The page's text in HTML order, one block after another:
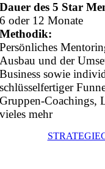
Dauer des 5 Star
6 oder 12 Monate
Methodik:
Persönliches
Ausbau und der
Business sowie
schlüsselfertiger
Gruppen-Coachings,
vieles mehr